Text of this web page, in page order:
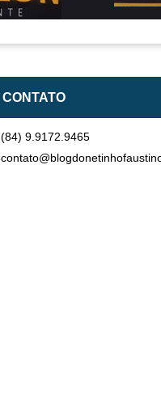
CONTATO
(84) 9.9172.9465